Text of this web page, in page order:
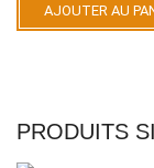
AJOUTER AU
PRODUITS